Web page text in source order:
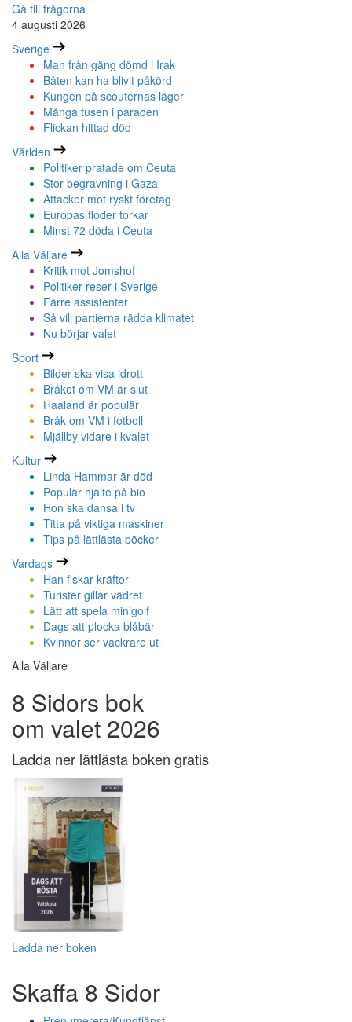
Gå till frågorna
4 augusti 2026
Sverige
Man från gäng dömd i Irak
Båten kan ha blivit påkörd
Kungen på scouternas läger
Många tusen i paraden
Flickan hittad död
Världen
Politiker pratade om Ceuta
Stor begravning i Gaza
Attacker mot ryskt företag
Europas floder torkar
Minst 72 döda i Ceuta
Alla Väljare
Kritik mot Jomshof
Politiker reser i Sverige
Färre assistenter
Så vill partierna rädda klimatet
Nu börjar valet
Sport
Bilder ska visa idrott
Bråket om VM är slut
Haaland är populär
Bråk om VM i fotboll
Mjällby vidare i kvalet
Kultur
Linda Hammar är död
Populär hjälte på bio
Hon ska dansa i tv
Titta på viktiga maskiner
Tips på lättlästa böcker
Vardags
Han fiskar kräftor
Turister gillar vädret
Lätt att spela minigolf
Dags att plocka blåbär
Kvinnor ser vackrare ut
Alla Väljare
8 Sidors bok
om valet 2026
Ladda ner lättlästa boken gratis
Ladda ner boken
Skaffa 8 Sidor